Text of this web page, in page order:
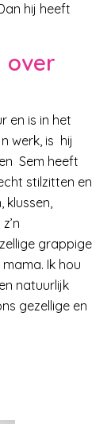
hij heeft
over
en is in het
werk, is hij
Sem heeft
stilzitten en
grappige
Ik hou
natuurlijk
gezellige en